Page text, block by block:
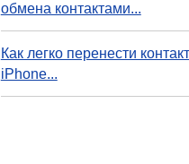
обмена контактами...
Как легко перенести
iPhone...